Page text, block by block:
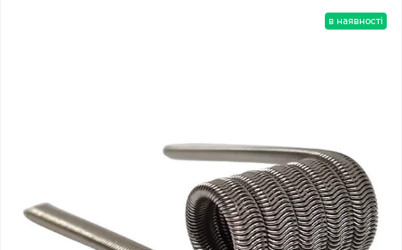
в наявності